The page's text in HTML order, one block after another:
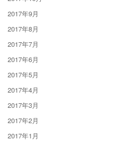
2017年9月
2017年8月
2017年7月
2017年6月
2017年5月
2017年4月
2017年3月
2017年2月
2017年1月